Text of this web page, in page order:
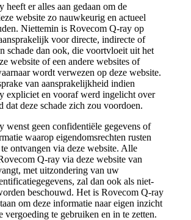
heeft er alles aan gedaan om de
website zo nauwkeurig en actueel
Niettemin is Rovecom Q-ray op
voor directe, indirecte of
schade dan ook, die voortvloeit uit het
website of een andere websites of
wordt verwezen op deze website.
van aansprakelijkheid indien
expliciet en vooraf werd ingelicht over
dat deze schade zich zou voordoen.
wenst geen confidentiële gegevens of
waarop eigendomsrechten rusten
ontvangen via deze website. Alle
Q-ray via deze website van
met uitzondering van uw
zal dan ook als niet-
beschouwd. Het is Rovecom Q-ray
om deze informatie naar eigen inzicht
vergoeding te gebruiken en in te zetten.